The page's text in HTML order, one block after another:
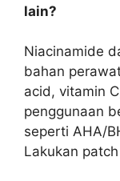
lain?
Niacinamide
bahan
acid, vitamin
penggunaan
seperti AHA/
Lakukan